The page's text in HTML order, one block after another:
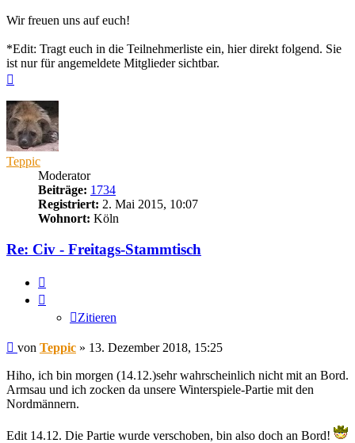
Wir freuen uns auf euch!
*Edit: Tragt euch in die Teilnehmerliste ein, hier direkt folgend. Sie
ist nur für angemeldete Mitglieder sichtbar.
Teppic
Moderator
Beiträge: 1734
Registriert: 2. Mai 2015, 10:07
Wohnort: Köln
Re: Civ - Freitags-Stammtisch
Zitieren
Beitrag
von Teppic » 13. Dezember 2018, 15:25
Hiho, ich bin morgen (14.12.)sehr wahrscheinlich nicht mit an Bord.
Armsau und ich zocken da unsere Winterspiele-Partie mit den
Nordmännern.
Edit 14.12. Die Partie wurde verschoben, bin also doch an Bord!